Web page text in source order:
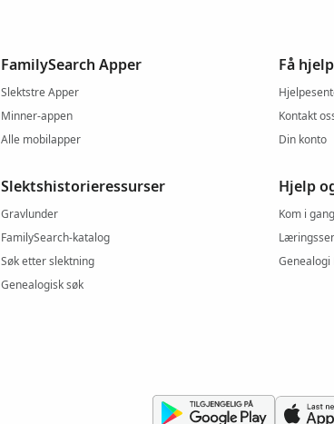
FamilySearch Apper
Slektstre Apper
Minner-appen
Alle mobilapper
Slektshistorieressurser
Gravlunder
FamilySearch-katalog
Søk etter slektning
Genealogisk søk
Få hjelp
Kontakt
Din konto
Hjelp
Kom i gang
Genealogi